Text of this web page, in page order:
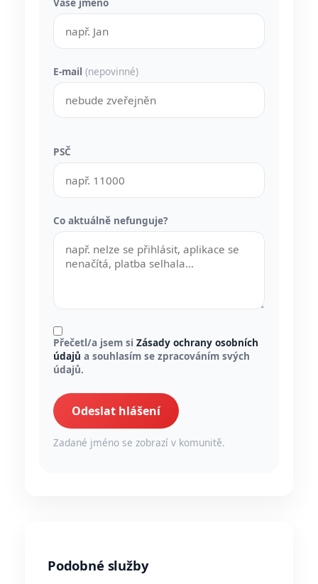
E-mail (nepovinné)
PSČ
Co aktuálně nefunguje?
Přečetl/a jsem si Zásady ochrany osobních
údajů a souhlasím se zpracováním svých
údajů.
Odeslat hlášení
Zadané jméno se zobrazí v komunitě.
Podobné služby